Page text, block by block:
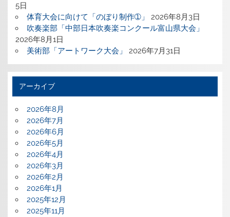
5日
体育大会に向けて「のぼり制作➀」
2026年8月3日
吹奏楽部「中部日本吹奏楽コンクール富山県大会」
2026年8月1日
美術部「アートワーク大会」
2026年7月31日
アーカイブ
2026年8月
2026年7月
2026年6月
2026年5月
2026年4月
2026年3月
2026年2月
2026年1月
2025年12月
2025年11月